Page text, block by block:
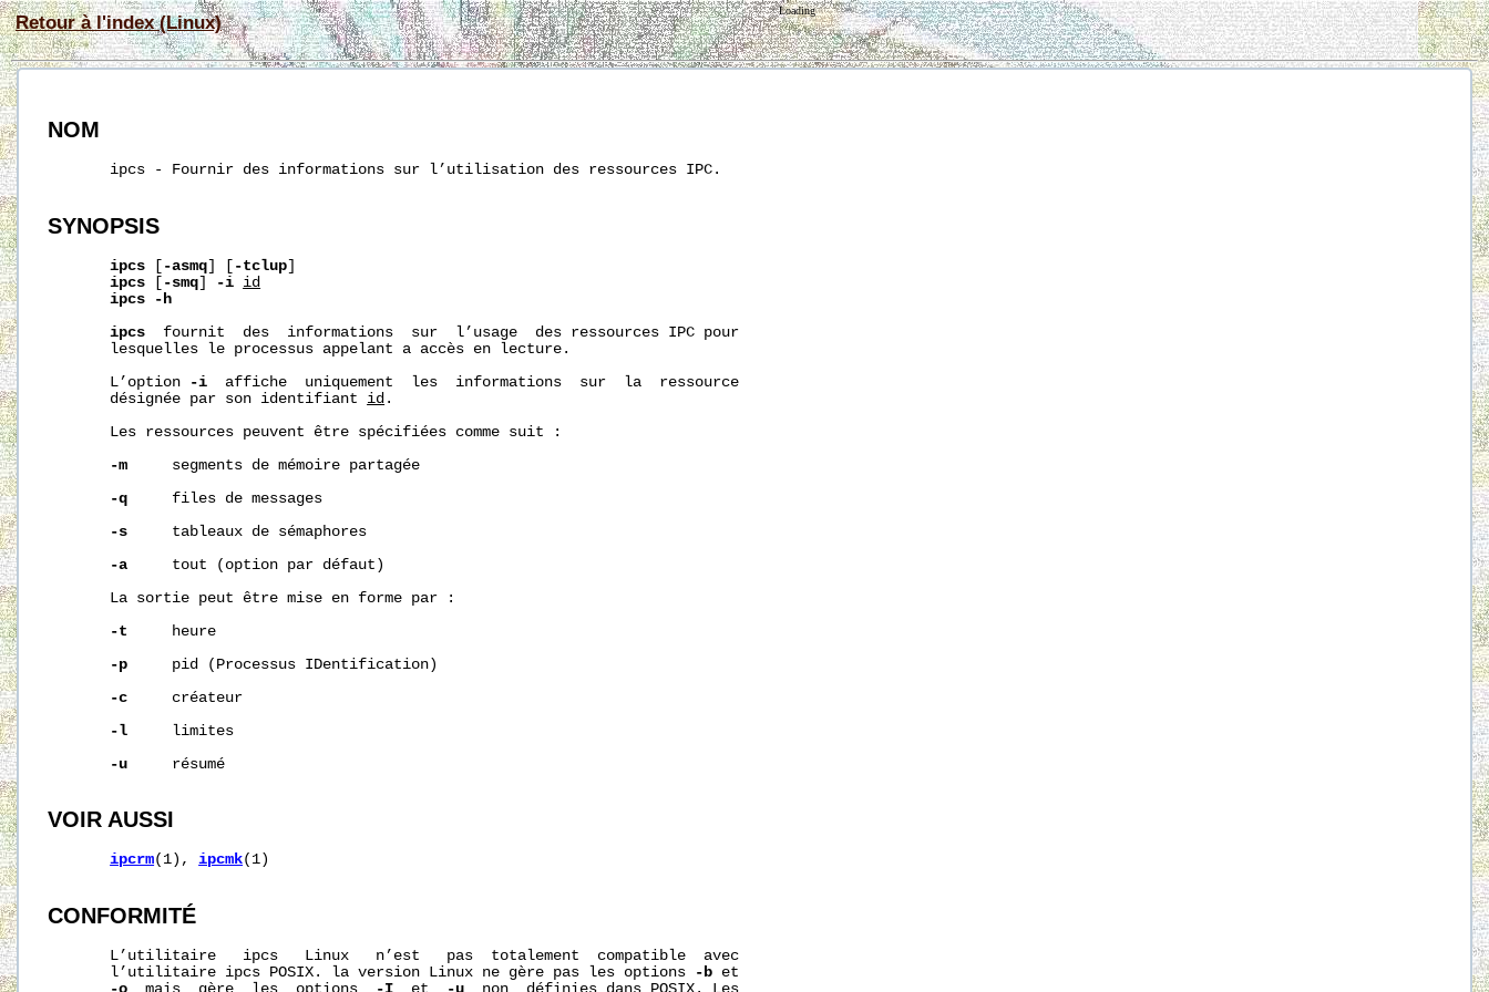
Retour à l'index (Linux)
Loading
NOM
       ipcs - Fournir des informations sur l’utilisation des ressources IPC.
SYNOPSIS
ipcs [ -asmq] [ -tclup]
ipcs [ -smq] -i id
ipcs
-h
ipcs
  fournit  des  informations  sur  l’usage  des ressources IPC pour
       lesquelles le processus appelant a accès en lecture.
       L’option
-i
  affiche  uniquement  les  informations  sur  la  ressource
       désignée par son identifiant
id .
       Les ressources peuvent être spécifiées comme suit :
-m
     segments de mémoire partagée
-q
     files de messages
-s
     tableaux de sémaphores
-a
     tout (option par défaut)
       La sortie peut être mise en forme par :
-t
     heure
-p
     pid (Processus IDentification)
-c
     créateur
-l
     limites
-u
     résumé
VOIR AUSSI
ipcrm(1), ipcmk(1)
CONFORMITÉ
       L’utilitaire   ipcs   Linux   n’est   pas  totalement  compatible  avec
       l’utilitaire ipcs POSIX. la version Linux ne gère pas les options
-b et